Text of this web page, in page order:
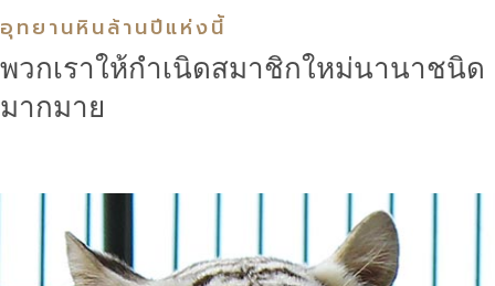
อุทยานหินล้านปีแห่งนี้
พวกเราให้กำเนิดสมาชิกใหม่นานาชนิด
มากมาย